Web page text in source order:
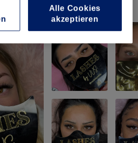
Details
Alle Cookies
akzeptieren